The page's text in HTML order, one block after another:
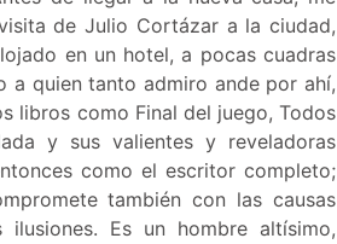
de Julio Cortázar a la ciudad,
en un hotel, a pocas cuadras
a quien tanto admiro ande por ahí,
libros como Final del juego, Todos
y sus valientes y reveladoras
como el escritor completo;
también con las causas
Es un hombre altísimo,